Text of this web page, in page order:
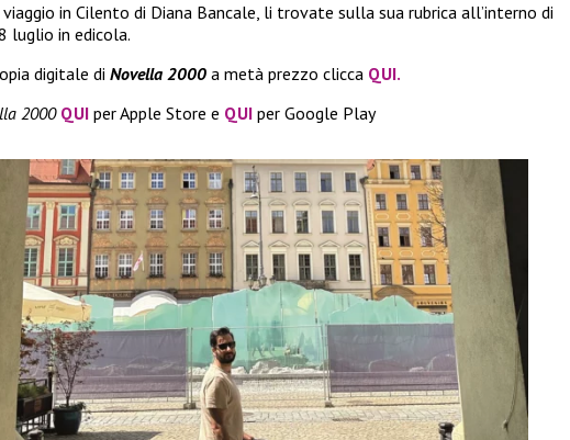
in Cilento di Diana Bancale, li trovate sulla sua rubrica all’interno di
luglio in edicola.
digitale di Novella 2000 a metà prezzo clicca QUI.
2000 QUI per Apple Store e QUI per Google Play